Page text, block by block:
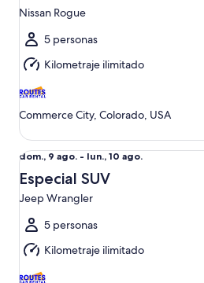
9
ago.
al
lun.,
10
ago.
Nissan Rogue
5 personas
Kilometraje ilimitado
Commerce City, Colorado, USA
Del
dom.,
9
ago.
al
lun.,
10
ago.
dom., 9 ago. - lun., 10 ago.
Especial SUV
Jeep Wrangler
5 personas
Kilometraje ilimitado
Especial SUV Jeep Wrangler